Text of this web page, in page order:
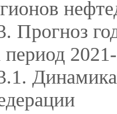
Прогноз
период